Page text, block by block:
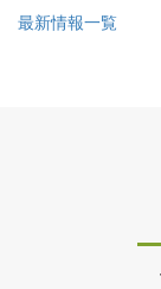
最新情報一覧